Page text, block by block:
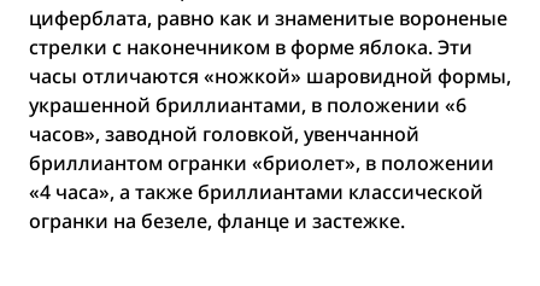
циферблата, равно как и знаменитые вороненые
стрелки с наконечником в форме яблока. Эти
часы отличаются «ножкой» шаровидной формы,
украшенной бриллиантами, в положении «6
часов», заводной головкой, увенчанной
бриллиантом огранки «бриолет», в положении
«4 часа», а также бриллиантами классической
огранки на безеле, фланце и застежке.